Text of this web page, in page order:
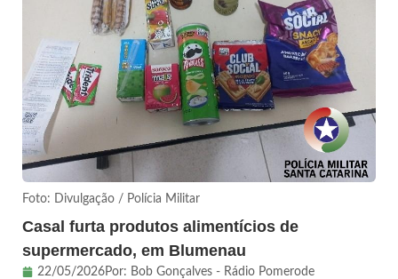
Foto: Divulgação / Polícia Militar
Casal furta produtos alimentícios de
supermercado, em Blumenau
22/05/2026Por: Bob Gonçalves - Rádio Pomerode